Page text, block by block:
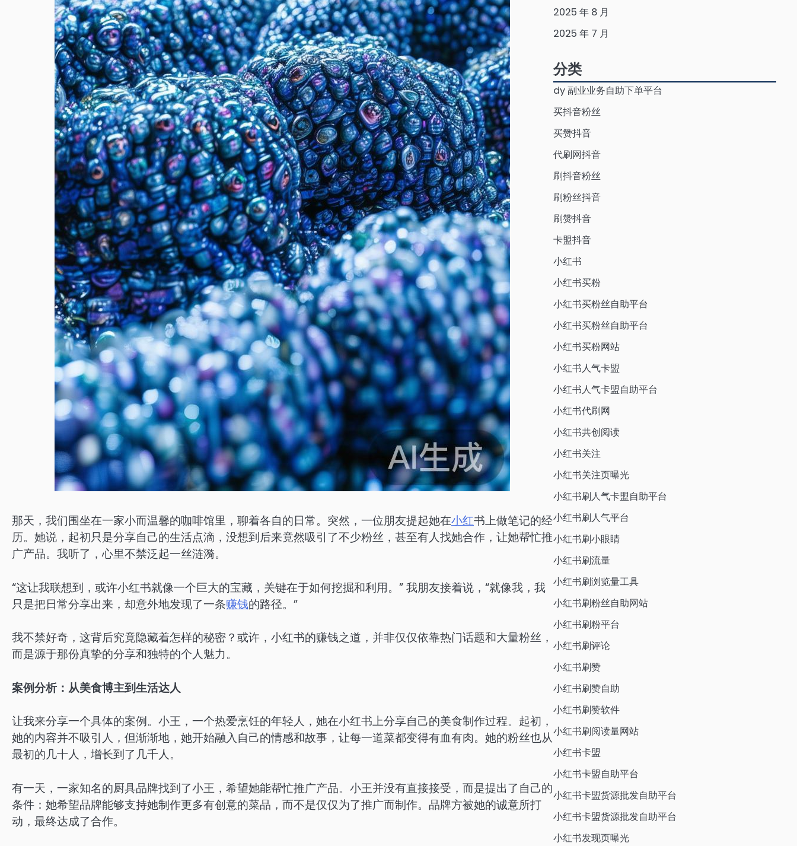
那天，我们围坐在一家小而温馨的咖啡馆里，聊着各自的日常。突然，一位朋友提起她在小红书上做笔记的经
历。她说，起初只是分享自己的生活点滴，没想到后来竟然吸引了不少粉丝，甚至有人找她合作，让她帮忙推
广产品。我听了，心里不禁泛起一丝涟漪。
“这让我联想到，或许小红书就像一个巨大的宝藏，关键在于如何挖掘和利用。” 我朋友接着说，“就像我，我
只是把日常分享出来，却意外地发现了一条赚钱的路径。”
我不禁好奇，这背后究竟隐藏着怎样的秘密？或许，小红书的赚钱之道，并非仅仅依靠热门话题和大量粉丝，
而是源于那份真挚的分享和独特的个人魅力。
案例分析：从美食博主到生活达人
让我来分享一个具体的案例。小王，一个热爱烹饪的年轻人，她在小红书上分享自己的美食制作过程。起初，
她的内容并不吸引人，但渐渐地，她开始融入自己的情感和故事，让每一道菜都变得有血有肉。她的粉丝也从
最初的几十人，增长到了几千人。
有一天，一家知名的厨具品牌找到了小王，希望她能帮忙推广产品。小王并没有直接接受，而是提出了自己的
条件：她希望品牌能够支持她制作更多有创意的菜品，而不是仅仅为了推广而制作。品牌方被她的诚意所打
动，最终达成了合作。
2025 年 8 月
2025 年 7 月
分类
dy 副业业务自助下单平台
买抖音粉丝
买赞抖音
代刷网抖音
刷抖音粉丝
刷粉丝抖音
刷赞抖音
卡盟抖音
小红书
小红书买粉
小红书买粉丝自助平台
小红书买粉丝自助平台
小红书买粉网站
小红书人气卡盟
小红书人气卡盟自助平台
小红书代刷网
小红书共创阅读
小红书关注
小红书关注页曝光
小红书刷人气卡盟自助平台
小红书刷人气平台
小红书刷小眼睛
小红书刷流量
小红书刷浏览量工具
小红书刷粉丝自助网站
小红书刷粉平台
小红书刷评论
小红书刷赞
小红书刷赞自助
小红书刷赞软件
小红书刷阅读量网站
小红书卡盟
小红书卡盟自助平台
小红书卡盟货源批发自助平台
小红书卡盟货源批发自助平台
小红书发现页曝光